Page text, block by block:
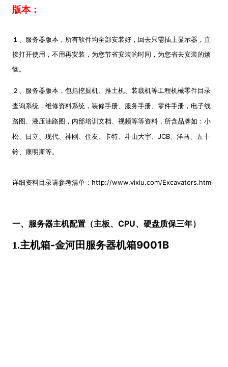
版本：
１、服务器版本，所有软件均全部安装好，回去只需插上显示器，直
接打开使用，不用再安装，为您节省安装的时间，为您省去安装的烦
恼。
２、服务器版本，包括挖掘机、推土机、装载机等工程机械零件目录
查询系统，维修资料系统，装修手册、服务手册、零件手册，电子线
路图、液压油路图，内部培训文档、视频等等资料，所含品牌如：小
松、日立、现代、神刚、住友、卡特、斗山大宇、JCB、洋马、五十
铃、康明斯等。
详细资料目录请参考清单： http://www.vixiu.com/Excavators.html
一、服务器主机配置（主板、CPU、硬盘质保三年）
1.主机箱-金河田服务器机箱9001B